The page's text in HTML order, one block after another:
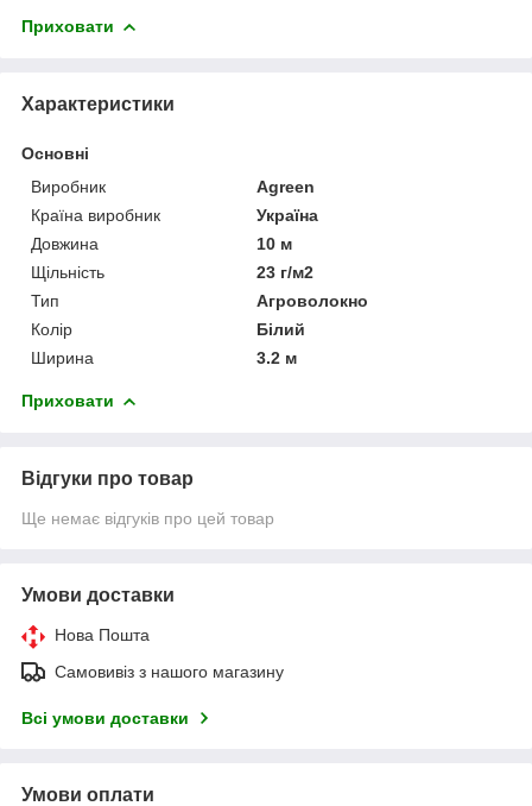
Приховати
Характеристики
Основні
Виробник
Agreen
Країна виробник
Україна
Довжина
10 м
Щільність
23 г/м2
Тип
Агроволокно
Колір
Білий
Ширина
3.2 м
Приховати
Відгуки про товар
Ще немає відгуків про цей товар
Умови доставки
Нова Пошта
Самовивіз з нашого магазину
Всі умови доставки
Умови оплати